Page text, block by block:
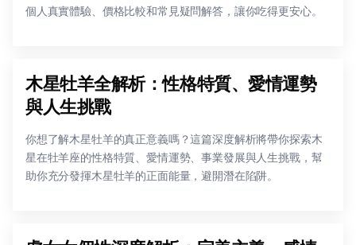
個人真實體驗、價格比較和常見疑問解答，讓你吃得更安心。
木星牡羊全解析：性格特質、愛情運勢
與人生挑戰
你想了解木星牡羊的真正意義嗎？這篇深度解析將帶你探索木
星在牡羊座的性格特質、愛情運勢、事業發展與人生挑戰，幫
助你充分發揮木星牡羊的正面能量，避開潛在陷阱。